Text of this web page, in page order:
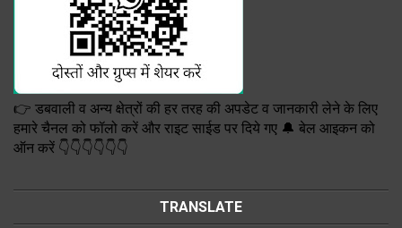
👉 डबवाली व अन्य क्षेत्रों की हर तरह की अपडेट व जानकारी लेने के लिए
हमारे चैनल को फॉलो करें और राइट साईड पर दिये गए 🔔 बेल आइकन को
ऑन करें 👇👇👇👇👇👇
TRANSLATE